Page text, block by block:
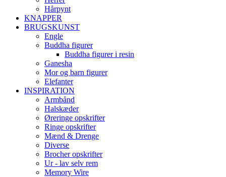
Hårpynt
KNAPPER
BRUGSKUNST
Engle
Buddha figurer
Buddha figurer i resin
Ganesha
Mor og barn figurer
Elefanter
INSPIRATION
Armbånd
Halskæder
Øreringe opskrifter
Ringe opskrifter
Mænd & Drenge
Diverse
Brocher opskrifter
Ur - lav selv rem
Memory Wire